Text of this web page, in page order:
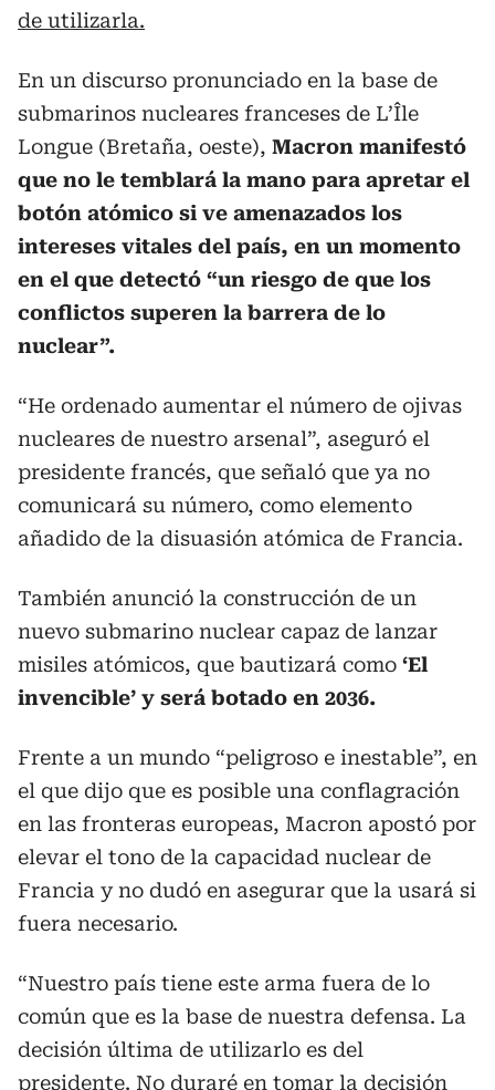
de utilizarla.
En un discurso pronunciado en la base de
submarinos nucleares franceses de L’Île
Longue (Bretaña, oeste), Macron manifestó
que no le temblará la mano para apretar el
botón atómico si ve amenazados los
intereses vitales del país, en un momento
en el que detectó “un riesgo de que los
conflictos superen la barrera de lo
nuclear”.
“He ordenado aumentar el número de ojivas
nucleares de nuestro arsenal”, aseguró el
presidente francés, que señaló que ya no
comunicará su número, como elemento
añadido de la disuasión atómica de Francia.
También anunció la construcción de un
nuevo submarino nuclear capaz de lanzar
misiles atómicos, que bautizará como ‘El
invencible’ y será botado en 2036.
Frente a un mundo “peligroso e inestable”, en
el que dijo que es posible una conflagración
en las fronteras europeas, Macron apostó por
elevar el tono de la capacidad nuclear de
Francia y no dudó en asegurar que la usará si
fuera necesario.
“Nuestro país tiene este arma fuera de lo
común que es la base de nuestra defensa. La
decisión última de utilizarlo es del
presidente. No duraré en tomar la decisión